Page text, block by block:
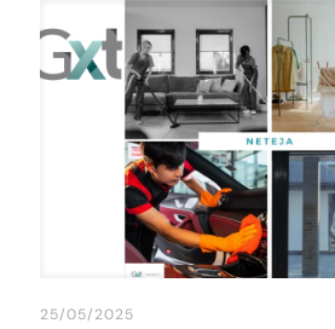
25/05/2025